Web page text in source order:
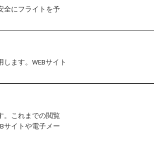
全にフライトを予
ます。WEBサイト
。これまでの閲覧
サイトや電子メー